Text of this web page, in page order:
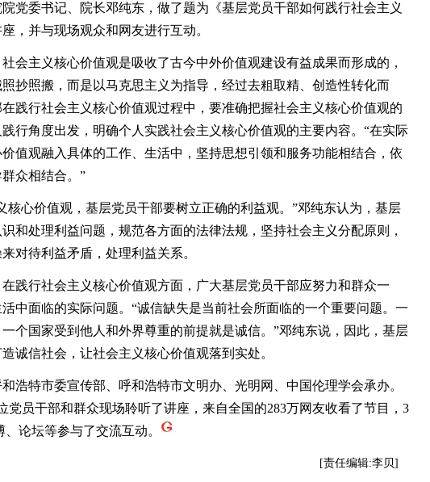
党委书记、院长邓纯东，做了题为《基层党员干部如何践行社会主义
，并与现场观众和网友进行互动。
主义核心价值观是吸收了古今中外价值观建设有益成果而形成的，
抄照搬，而是以马克思主义为指导，经过去粗取精、创造性转化而
践行社会主义核心价值观过程中，要准确把握社会主义核心价值观的
行角度出发，明确个人实践社会主义核心价值观的主要内容。“在实际
值观融入具体的工作、生活中，坚持思想引领和服务功能相结合，依
众相结合。”
心价值观，基层党员干部要树立正确的利益观。”邓纯东认为，基层
和处理利益问题，规范各方面的法律法规，坚持社会主义分配原则，
对待利益矛盾，处理利益关系。
行社会主义核心价值观方面，广大基层党员干部应努力和群众一
中面临的实际问题。“诚信缺失是当前社会所面临的一个重要问题。一
个国家受到他人和外界尊重的前提就是诚信。”邓纯东说，因此，基层
诚信社会，让社会主义核心价值观落到实处。
特市委宣传部、呼和浩特市文明办、光明网、中国伦理学会承办。
党员干部和群众现场聆听了讲座，来自全国的283万网友收看了节目，3
论坛等参与了交流互动。
[责任编辑:李贝]